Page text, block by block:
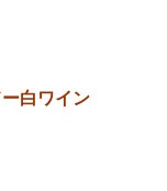
白ワイン